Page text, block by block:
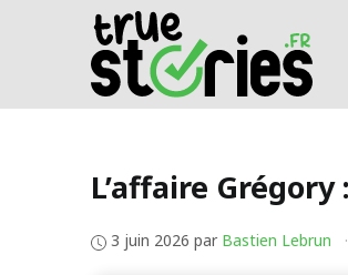
L’affaire
3 juin 2026 par Bastien Lebrun ·